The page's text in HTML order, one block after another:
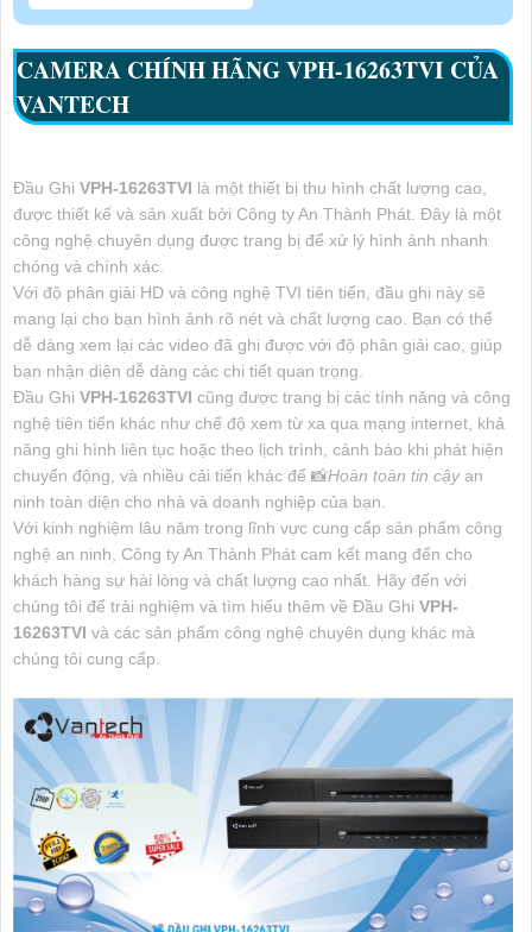
CAMERA CHÍNH HÃNGVPH-16263TVI CỦA
VANTECH
Đầu Ghi VPH-16263TVI là một thiết bị thu hình chất lượng cao,
được thiết kế và sản xuất bởi Công ty An Thành Phát. Đây là một
công nghệ chuyên dụng được trang bị để xử lý hình ảnh nhanh
chóng và chính xác.
Với độ phân giải HD và công nghệ TVI tiên tiến, đầu ghi này sẽ
mang lại cho bạn hình ảnh rõ nét và chất lượng cao. Bạn có thể
dễ dàng xem lại các video đã ghi được với độ phân giải cao, giúp
bạn nhận diện dễ dàng các chi tiết quan trọng.
Đầu Ghi VPH-16263TVI cũng được trang bị các tính năng và công
nghệ tiên tiến khác như chế độ xem từ xa qua mạng internet, khả
năng ghi hình liên tục hoặc theo lịch trình, cảnh báo khi phát hiện
chuyển động, và nhiều cải tiến khác để 📸Hoàn toàn tin cậyan
ninh toàn diện cho nhà và doanh nghiệp của bạn.
Với kinh nghiệm lâu năm trong lĩnh vực cung cấp sản phẩm công
nghệ an ninh, Công ty An Thành Phát cam kết mang đến cho
khách hàng sự hài lòng và chất lượng cao nhất. Hãy đến với
chúng tôi để trải nghiệm và tìm hiểu thêm về Đầu Ghi VPH-
16263TVI và các sản phẩm công nghệ chuyên dụng khác mà
chúng tôi cung cấp.